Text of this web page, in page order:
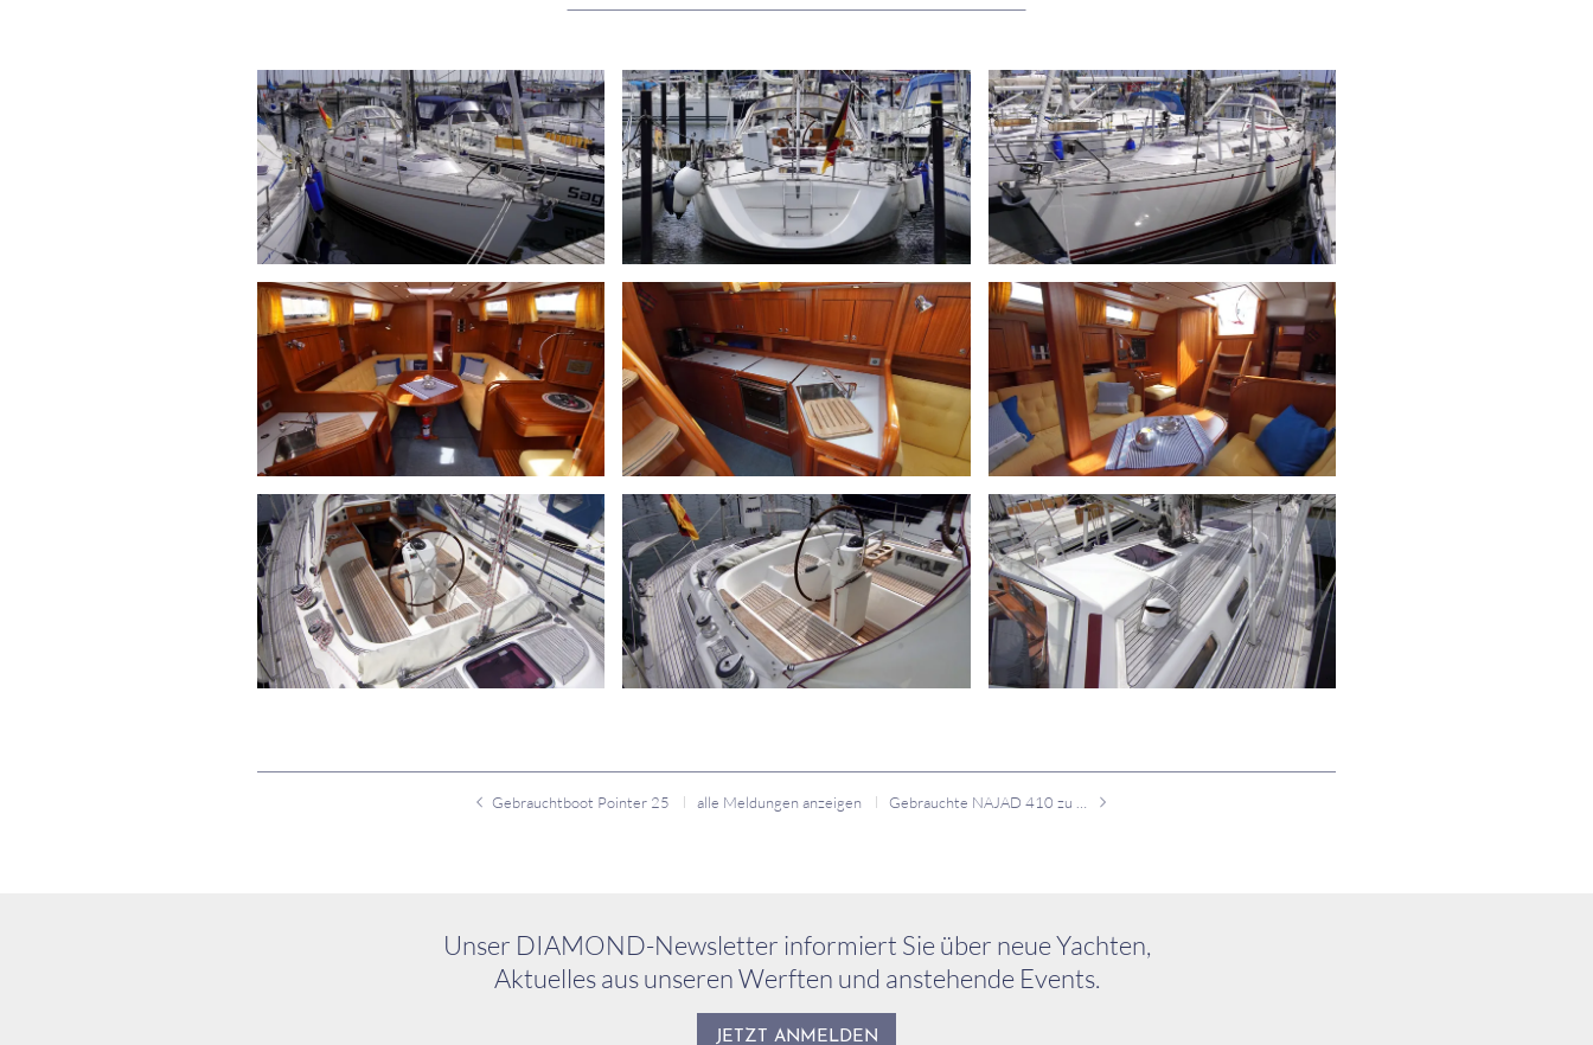
Gebrauchtboot Pointer 25 alle Meldungen anzeigen
Unser DIAMOND-Newsletter informiert Sie über neue Yachten,
Aktuelles aus unseren Werften und anstehende Events.
JETZT ANMELDEN